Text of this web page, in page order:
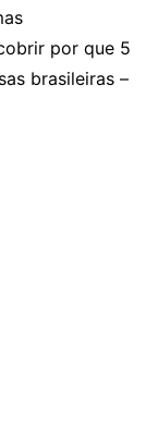
por que 5
brasileiras –